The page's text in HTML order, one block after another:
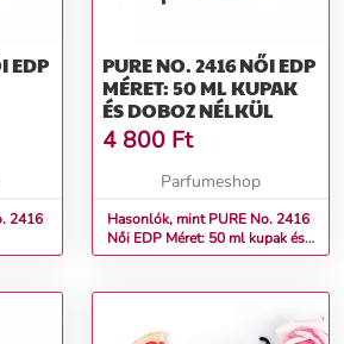
2416
PURE NO. 2416 NŐI EDP
MÉRET: 50 ML KUPAK
ÉS DOBOZ NÉLKÜL
4 800 Ft
Parfumeshop
Hasonlók, mint PURE No. 2416
Női EDP Méret: 50 ml kupak és
doboz nélkül